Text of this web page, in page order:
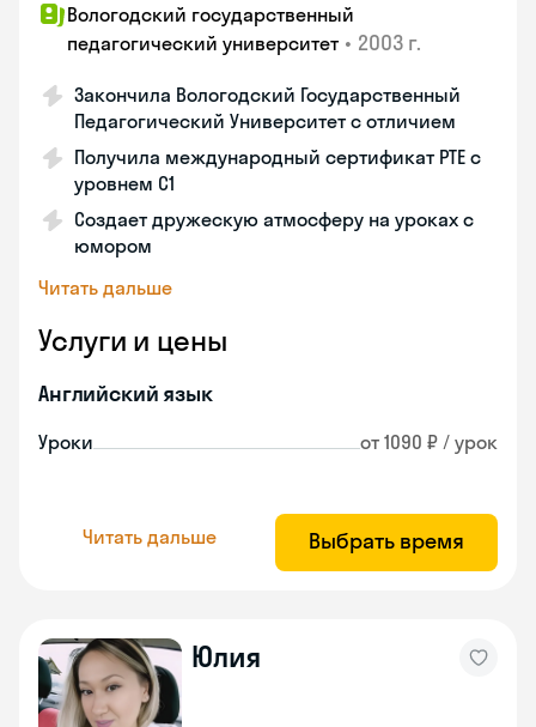
Вологодский государственный
педагогический университет • 2003 г.
Закончила Вологодский Государственный
Педагогический Университет с отличием
Получила международный сертификат PTE с
уровнем C1
Создает дружескую атмосферу на уроках с
юмором
Читать дальше
Услуги и цены
Английский язык
Уроки от 1090 ₽ / урок
Читать дальше Выбрать время
Юлия